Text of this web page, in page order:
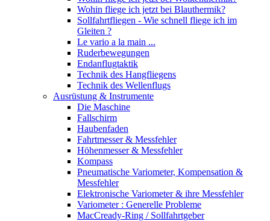
Wohin fliege ich jetzt bei Blauthermik?
Sollfahrtfliegen - Wie schnell fliege ich im
Gleiten ?
Le vario a la main ...
Ruderbewegungen
Endanflugtaktik
Technik des Hangfliegens
Technik des Wellenflugs
Ausrüstung & Instrumente
Die Maschine
Fallschirm
Haubenfaden
Fahrtmesser & Messfehler
Höhenmesser & Messfehler
Kompass
Pneumatische Variometer, Kompensation &
Messfehler
Elektronische Variometer & ihre Messfehler
Variometer : Generelle Probleme
MacCready-Ring / Sollfahrtgeber